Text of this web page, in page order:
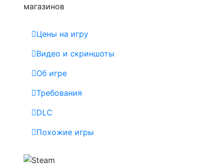
магазинов
Цены на игру
Видео и скриншоты
Об игре
Требования
DLC
Похожие игры